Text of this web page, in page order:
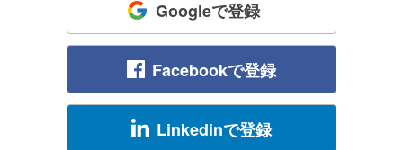
Googleで登録
Facebookで登録
Linkedinで登録